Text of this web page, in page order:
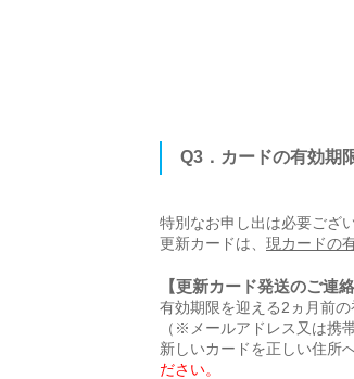
Q3．カードの有効期
特別なお申し出は必要ござ
更新カードは、 現カードの
【更新カード発送のご連絡
有効期限を迎える2ヵ月前
（※メールアドレス又は携
新しいカードを正しい住所
ださい。